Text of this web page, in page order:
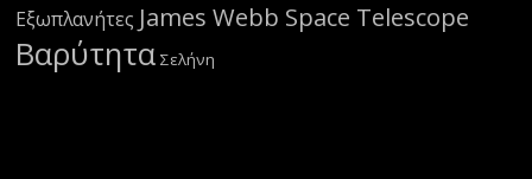
Εξωπλανήτες James Webb Space Telescope
Βαρύτητα Σελήνη